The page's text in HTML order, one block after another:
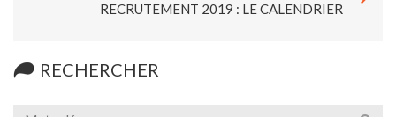
RECRUTEMENT 2019 : LE CALENDRIER
RECHERCHER